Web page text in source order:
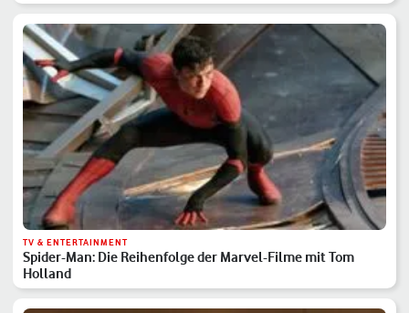
TV & ENTERTAINMENT
Spider-Man: Die Reihenfolge der Marvel-Filme mit Tom
Holland